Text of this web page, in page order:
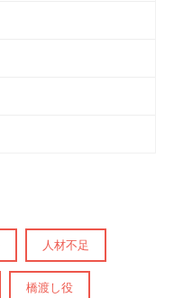
人材不足
橋渡し役